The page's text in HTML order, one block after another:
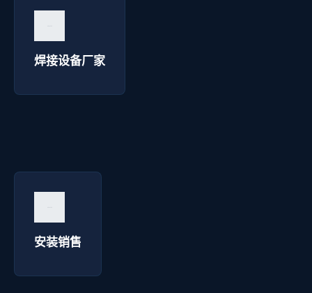
焊接设备厂家
询价咨询 →
安装销售
询价咨询 →